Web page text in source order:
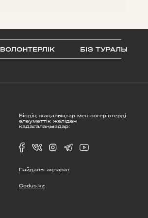
ВОЛОНТЕРЛІК БІЗ ТУРАЛЫ
Біздің жаңалықтар мен өзгерістерді
әлеуметтік желіден
қадағалаңыздар:
Пайдалы ақпарат
Codus.kz